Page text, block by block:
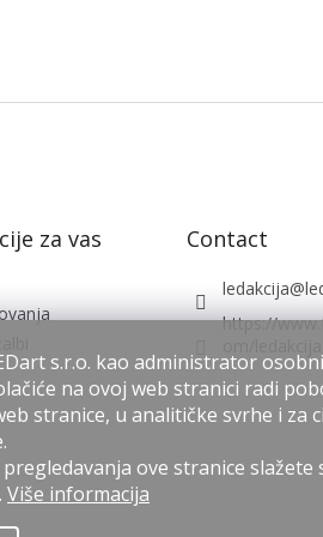
s.r.o. kao administrator
na ovoj web stranici radi
stranice, u analitičke svrhe i za
ove stranice slažete
Više informacija
za vas Contact
ledakcija@
https://